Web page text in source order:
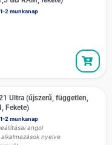
2 munkanap
Ultra (újszerű, független,
Fekete)
2 munkanap
angol
nyelve